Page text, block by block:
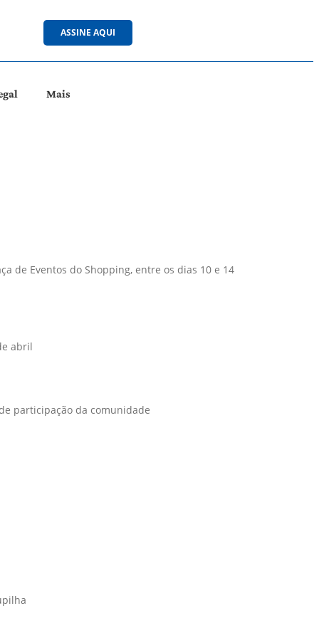
ASSINE AQUI
Mais
de Eventos do Shopping, entre os dias 10 e 14
abril
participação da comunidade